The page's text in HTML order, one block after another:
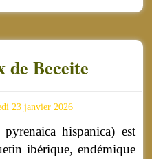
de Beceite
23 janvier 2026
hispanica) est
ibérique, endémique